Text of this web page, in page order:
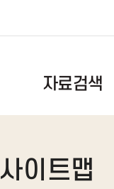
자료검색
스마트도서관도서검색
사이트맵